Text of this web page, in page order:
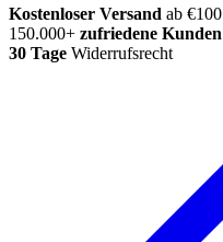
Kostenloser Versand ab €100
150.000+ zufriedene Kunden
30 Tage Widerrufsrecht